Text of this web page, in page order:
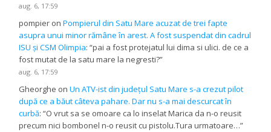
aug. 6, 17:59
pompier onPompierul din Satu Mare acuzat de trei fapte
asupra unui minor rămâne în arest. A fost suspendat din cadrul
ISU și CSM Olimpia: “pai a fost protejatul lui dima si ulici. de ce a
fost mutat de la satu mare la negresti?”
aug. 6, 17:59
Gheorghe onUn ATV-ist din județul Satu Mare s-a crezut pilot
după ce a băut câteva pahare. Dar nu s-a mai descurcat în
curbă: “O vrut sa se omoare ca lo inselat Marica da n-o reusit
precum nici bombonel n-o reusit cu pistolu.Tura urmatoare…”